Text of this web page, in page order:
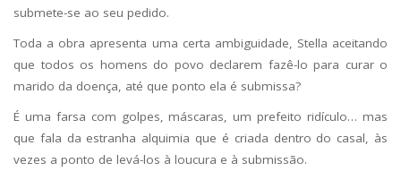
submete-se ao seu pedido.
Toda a obra apresenta uma certa ambiguidade, Stella aceitando
que todos os homens do povo declarem fazê-lo para curar o
marido da doença, até que ponto ela é submissa?
É uma farsa com golpes, máscaras, um prefeito ridículo… mas
que fala da estranha alquimia que é criada dentro do casal, às
vezes a ponto de levá-los à loucura e à submissão.